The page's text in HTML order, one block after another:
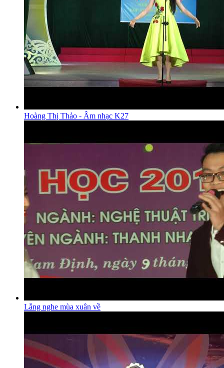
Hoàng Thị Thảo - Âm nhạc K27
Lắng nghe mùa xuân về